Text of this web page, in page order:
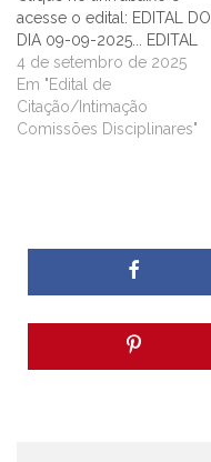
acesse o edital: EDITAL DO
DIA 09-09-2025... EDITAL
4 de setembro de 2025
Em "Edital de
Citação/Intimação
Comissões Disciplinares"